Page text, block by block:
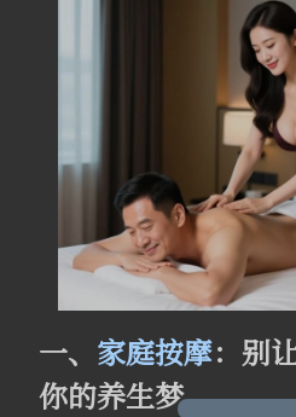
一、 家庭按摩：别
你的养生梦